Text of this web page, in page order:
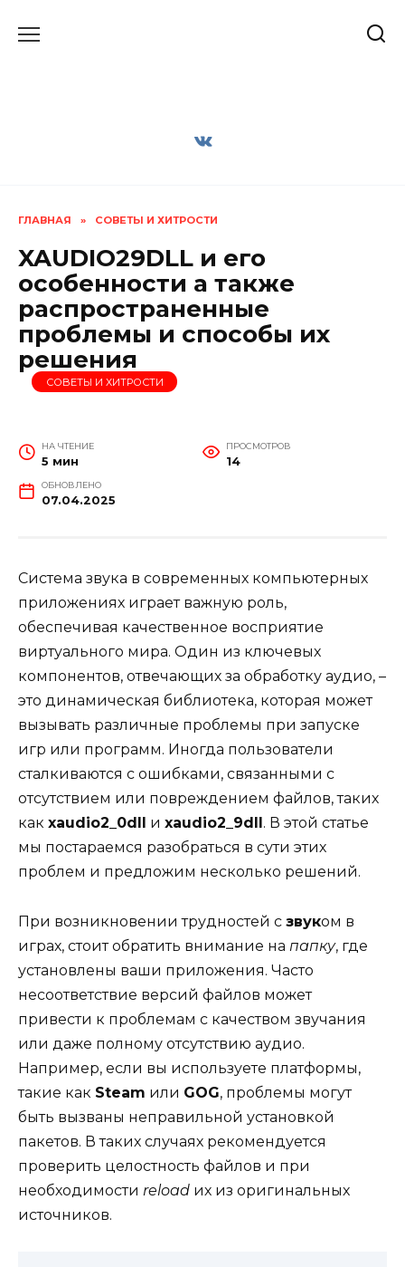
ГЛАВНАЯ » СОВЕТЫ И ХИТРОСТИ
XAUDIO29DLL и его
особенности а также
распространенные
проблемы и способы их
решения
СОВЕТЫ И ХИТРОСТИ
НА ЧТЕНИЕ
5 мин
ПРОСМОТРОВ
14
ОБНОВЛЕНО
07.04.2025
Система звука в современных компьютерных
приложениях играет важную роль,
обеспечивая качественное восприятие
виртуального мира. Один из ключевых
компонентов, отвечающих за обработку аудио, –
это динамическая библиотека, которая может
вызывать различные проблемы при запуске
игр или программ. Иногда пользователи
сталкиваются с ошибками, связанными с
отсутствием или повреждением файлов, таких
как xaudio2_0dll и xaudio2_9dll . В этой статье
мы постараемся разобраться в сути этих
проблем и предложим несколько решений.
При возникновении трудностей с звуком в
играх, стоит обратить внимание на папку, где
установлены ваши приложения. Часто
несоответствие версий файлов может
привести к проблемам с качеством звучания
или даже полному отсутствию аудио.
Например, если вы используете платформы,
такие как Steam или GOG, проблемы могут
быть вызваны неправильной установкой
пакетов. В таких случаях рекомендуется
проверить целостность файлов и при
необходимости reload их из оригинальных
источников.